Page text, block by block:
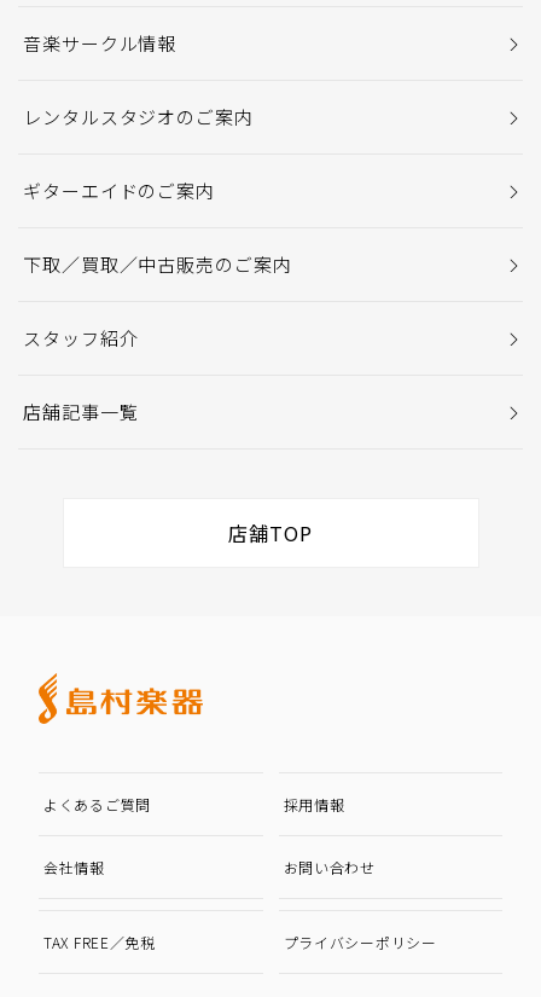
音楽サークル情報
レンタルスタジオのご案内
ギターエイドのご案内
下取／買取／中古販売のご案内
スタッフ紹介
店舗記事一覧
店舗TOP
よくあるご質問 採用情報
会社情報 お問い合わせ
TAX FREE／免税 プライバシーポリシー